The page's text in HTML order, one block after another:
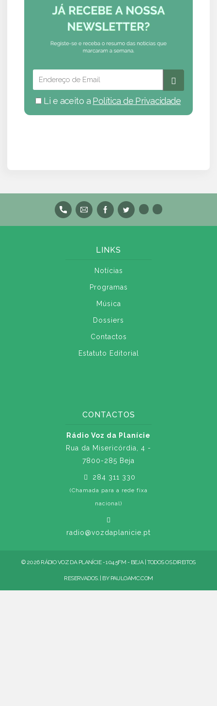
Li e aceito a Política de Privacidade
LINKS
Notícias
Programas
Música
Dossiers
Contactos
Estatuto Editorial
CONTACTOS
Rádio Voz da Planície
Rua da Misericórdia, 4 -
7800-285 Beja
284 311 330
(Chamada para a rede fixa
nacional)
radio@vozdaplanicie.pt
© 2026 RÁDIO VOZ DA PLANÍCIE - 104.5FM - BEJA | TODOS OS DIREITOS
RESERVADOS. | BY PAULOAMC.COM